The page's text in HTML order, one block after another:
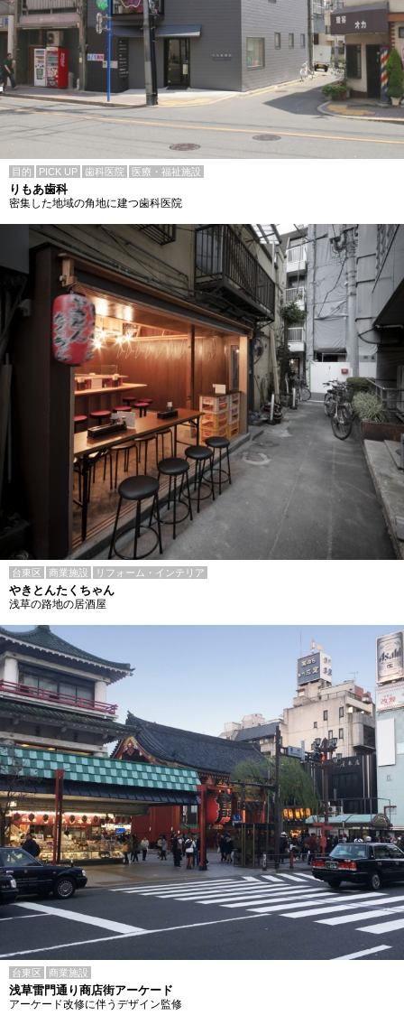
目的 PICK UP 歯科医院 医療・福祉施設
りもあ歯科
密集した地域の角地に建つ歯科医院
台東区 商業施設 リフォーム・インテリア
やきとんたくちゃん
浅草の路地の居酒屋
台東区 商業施設
浅草雷門通り商店街アーケード
アーケード改修に伴うデザイン監修